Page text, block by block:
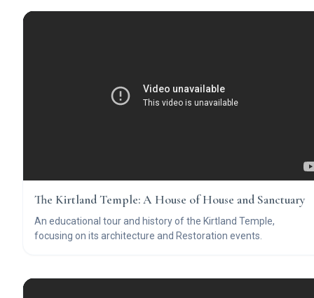
The Kirtland Temple: A House of House and Sanctuary
An educational tour and history of the Kirtland Temple,
focusing on its architecture and Restoration events.